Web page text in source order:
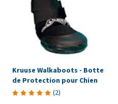
Kruuse Walkaboots - Botte
de Protection pour Chien
(2)